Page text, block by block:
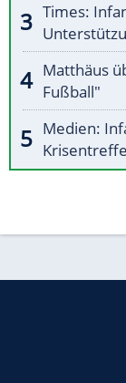
Times:
Matthäus
Fußball"
Medien: